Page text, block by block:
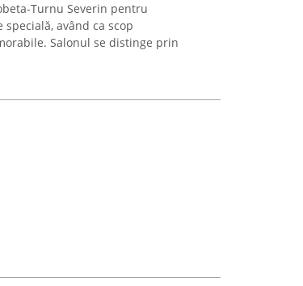
Turnu Severin pentru
având ca scop
Salonul se distinge prin